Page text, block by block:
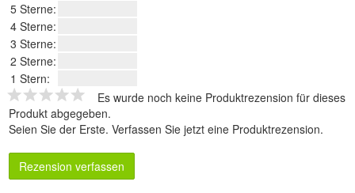
5 Sterne:
4 Sterne:
3 Sterne:
2 Sterne:
1 Stern:
Es wurde noch keine Produktrezension für dieses
Produkt abgegeben.
Seien Sie der Erste. Verfassen Sie jetzt eine Produktrezension.
Rezension verfassen